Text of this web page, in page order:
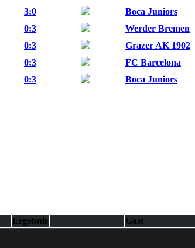
3:0 Boca Juniors
0:3 Werder Bremen
0:3 Grazer AK 1902
0:3 FC Barcelona
0:3 Boca Juniors
Ergebnis Gast